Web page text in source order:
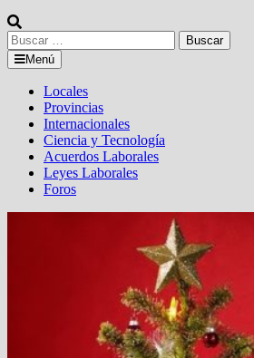
Buscar:
Menú
Locales
Provincias
Internacionales
Ciencia y Tecnología
Acuerdos Laborales
Leyes Laborales
Foros